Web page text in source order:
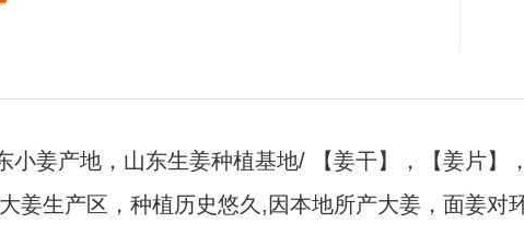
姜产地，山东生姜种植基地/ 【姜干】，【姜片】
姜生产区，种植历史悠久,因本地所产大姜，面姜对